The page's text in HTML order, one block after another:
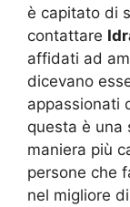
è capitato di
contattare
affidati ad
dicevano
appassionati
questa è una
maniera più
persone che
nel migliore